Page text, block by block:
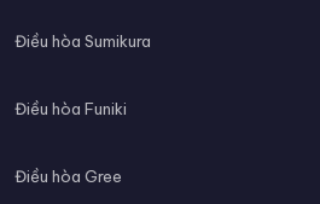
Điều hòa Sumikura
Điều hòa Funiki
Điều hòa Gree